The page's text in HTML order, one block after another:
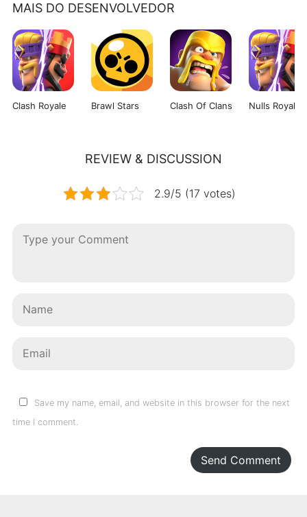
MAIS DO DESENVOLVEDOR
Clash Royale Brawl Stars Clash Of Clans Nulls Royale
REVIEW & DISCUSSION
2.9/5 (17 votes)
Save my name, email, and website in this browser for the next
time I comment.
Send Comment